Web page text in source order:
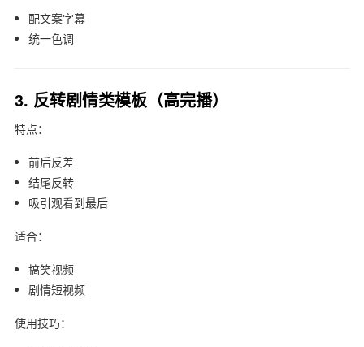
配文案字幕
统一色调
3. 反转剧情类模板（高完播）
特点：
前后反差
结尾反转
吸引观看到最后
适合：
搞笑视频
剧情短视频
使用技巧：